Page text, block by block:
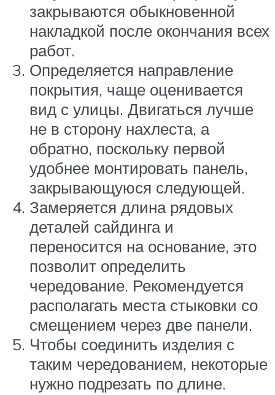
закрываются обыкновенной
накладкой после окончания всех
работ.
Определяется направление
покрытия, чаще оценивается
вид с улицы. Двигаться лучше
не в сторону нахлеста, а
обратно, поскольку первой
удобнее монтировать панель,
закрывающуюся следующей.
Замеряется длина рядовых
деталей сайдинга и
переносится на основание, это
позволит определить
чередование. Рекомендуется
располагать места стыковки со
смещением через две панели.
Чтобы соединить изделия с
таким чередованием, некоторые
нужно подрезать по длине.